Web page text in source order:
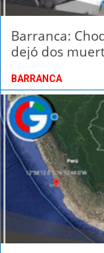
Barranca:
dejó dos
BARRANCA